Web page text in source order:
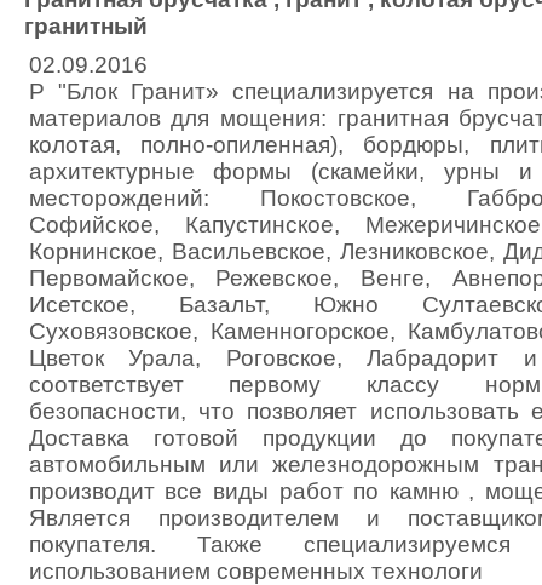
гранитный
02.09.2016
Р "Блок Гранит» специализируется на
материалов для мощения: гранитная
колотая, полно-опиленная), бордюры,
архитектурные формы (скамейки, урны
месторождений: Покостовское,
Софийское, Капустинское,
Корнинское, Васильевское, Лезниковское,
Первомайское, Режевское, Венге,
Исетское, Базальт, Южно
Суховязовское, Каменногорское,
Цветок Урала, Роговское,
соответствует первому классу норм
безопасности, что позволяет использовать
Доставка готовой продукции до
автомобильным или железнодорожным
производит все виды работ по камню ,
Является производителем и
покупателя. Также
использованием современных технологи